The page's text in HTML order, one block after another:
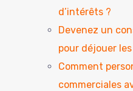
d’intérêts ?
Devenez un
pour déjouer
Comment
commerciales